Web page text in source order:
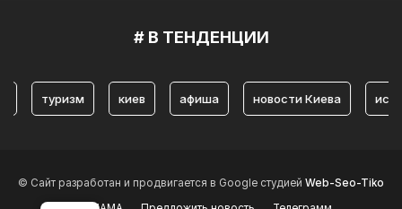
# В ТЕНДЕНЦИИ
туризм афиша новости Киева история
© Сайт разработан и продвигается в Google студией Web-Seo-Tiko